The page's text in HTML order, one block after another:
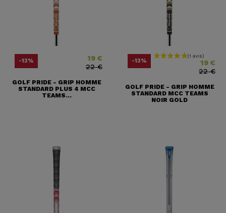
-13% 19 €
Prix ​​habituel
22 €
GOLF PRIDE - GRIP HOMME
STANDARD PLUS 4 MCC
TEAMS...
-13% Prix 19 €
Prix ​​habituel
22 €
GOLF PRIDE - GRIP HOMME
STANDARD MCC TEAMS
NOIR GOLD